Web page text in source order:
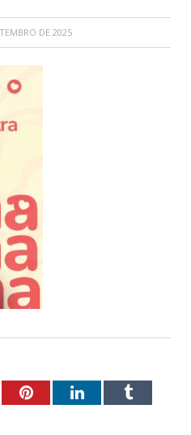
DE 2025
PinterestLinkedInTumblr